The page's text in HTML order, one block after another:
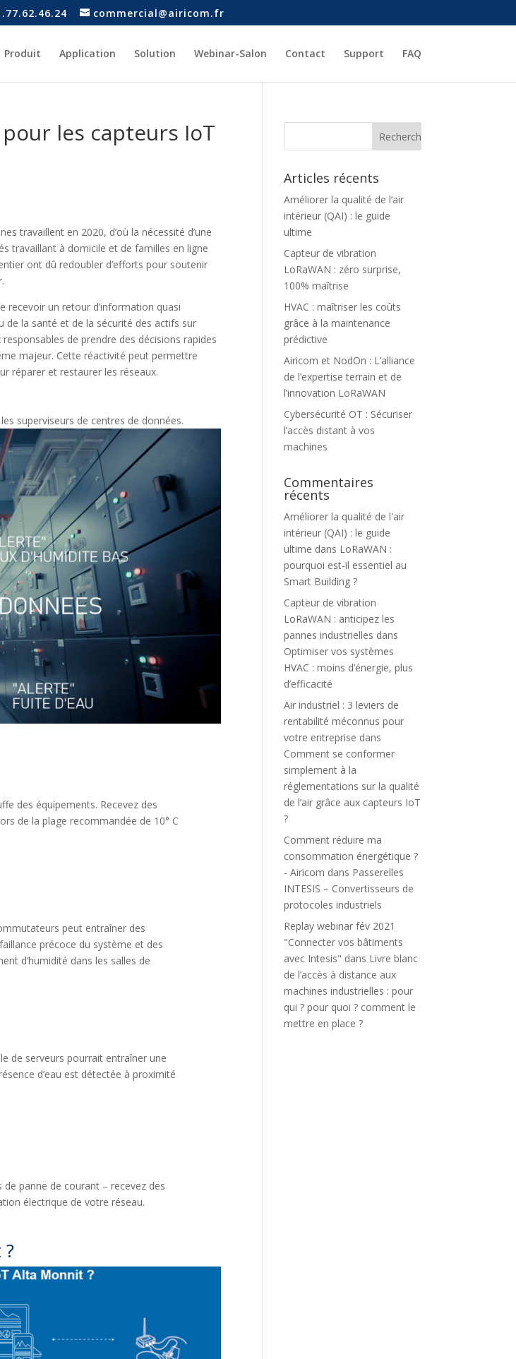
commercial@airicom.fr
Produit Application Solution Webinar-Salon Contact Support FAQ
les capteurs IoT
travaillent en 2020, d’où la nécessité d’une
travaillant à domicile et de familles en ligne
ont dû redoubler d’efforts pour soutenir
recevoir un retour d’information quasi
la santé et de la sécurité des actifs sur
de prendre des décisions rapides
majeur. Cette réactivité peut permettre
réparer et restaurer les réseaux.
superviseurs de centres de données.
des équipements. Recevez des
de la plage recommandée de 10° C
peut entraîner des
précoce du système et des
d’humidité dans les salles de
de serveurs pourrait entraîner une
d’eau est détectée à proximité
panne de courant – recevez des
électrique de votre réseau.
Articles récents
Améliorer la qualité de l’air
intérieur (QAI) : le guide
ultime
Capteur de vibration
LoRaWAN : zéro surprise,
100% maîtrise
HVAC : maîtriser les coûts
grâce à la maintenance
prédictive
Airicom et NodOn : L’alliance
de l’expertise terrain et de
l’innovation LoRaWAN
Cybersécurité OT : Sécuriser
l’accès distant à vos
machines
Commentaires
récents
Améliorer la qualité de l'air
intérieur (QAI) : le guide
ultime dans LoRaWAN :
pourquoi est-il essentiel au
Smart Building ?
Capteur de vibration
LoRaWAN : anticipez les
pannes industrielles dans
Optimiser vos systèmes
HVAC : moins d’énergie, plus
d’efficacité
Air industriel : 3 leviers de
rentabilité méconnus pour
votre entreprise dans
Comment se conformer
simplement à la
réglementations sur la qualité
de l’air grâce aux capteurs IoT
?
Comment réduire ma
consommation énergétique ?
- Airicom dans Passerelles
INTESIS – Convertisseurs de
protocoles industriels
Replay webinar fév 2021
"Connecter vos bâtiments
avec Intesis" dans Livre blanc
de l’accès à distance aux
machines industrielles : pour
qui ? pour quoi ? comment le
mettre en place ?